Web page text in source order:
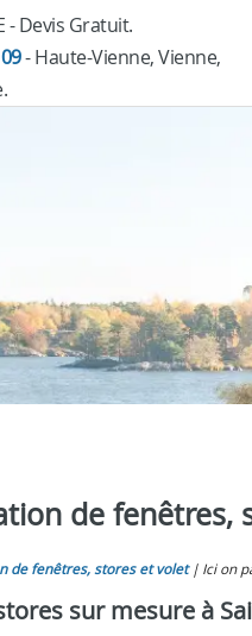
- Devis Gratuit.
- Haute-Vienne, Vienne,
de fenêtres,
de fenêtres, stores et volet Ici on
sur mesure à